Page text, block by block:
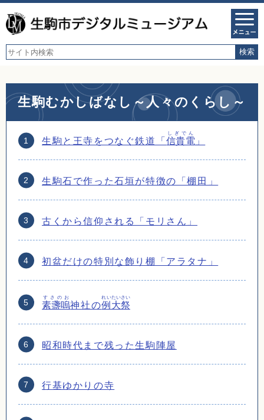
生駒むかしばなし～人々のくらし～
生駒と王寺をつなぐ鉄道「信貴電
しぎでん
」
生駒石で作った石垣が特徴の「棚田」
古くから信仰される「モリさん」
初盆だけの特別な飾り棚「アラタナ」
素盞嗚
すさのお
神社の例大祭
れいたいさい
昭和時代まで残った生駒陣屋
行基ゆかりの寺